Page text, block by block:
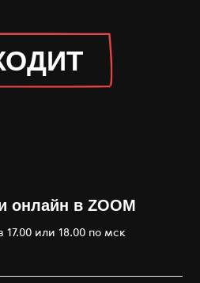
онлайн в ZOOM
17.00 или 18.00 по мск